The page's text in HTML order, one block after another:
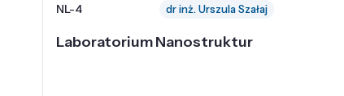
NL-4 dr inż. Urszula Szałaj
Laboratorium Nanostruktur